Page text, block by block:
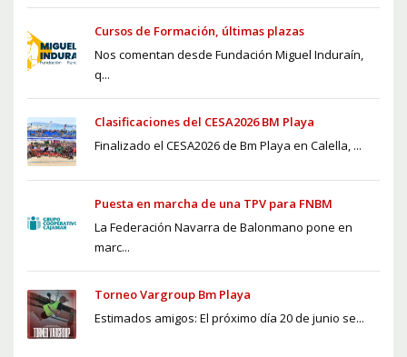
Cursos de Formación, últimas plazas
Nos comentan desde Fundación Miguel Induraín,
q...
Clasificaciones del CESA2026 BM Playa
Finalizado el CESA2026 de Bm Playa en Calella, ...
Puesta en marcha de una TPV para FNBM
La Federación Navarra de Balonmano pone en
marc...
Torneo Vargroup Bm Playa
Estimados amigos: El próximo día 20 de junio se...